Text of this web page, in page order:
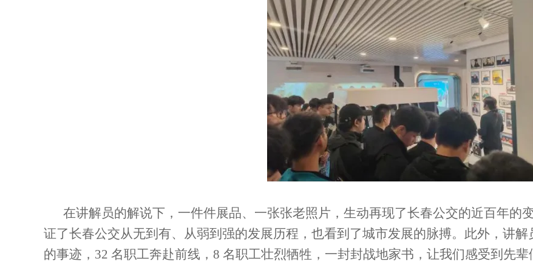
在讲解员的解说下，一件件展品、一张张老照片，生动再现了长春公交的近百年的
证了长春公交从无到有、从弱到强的发展历程，也看到了城市发展的脉搏。此外，讲
的事迹，32 名职工奔赴前线，8 名职工壮烈牺牲，一封封战地家书，让我们感受到先